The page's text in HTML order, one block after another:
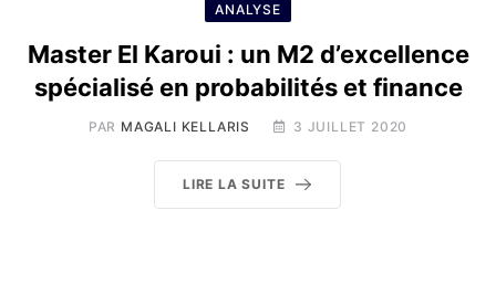
ANALYSE
Master El Karoui : un M2 d’excellence
spécialisé en probabilités et finance
PAR MAGALI KELLARIS 3 JUILLET 2020
LIRE LA SUITE